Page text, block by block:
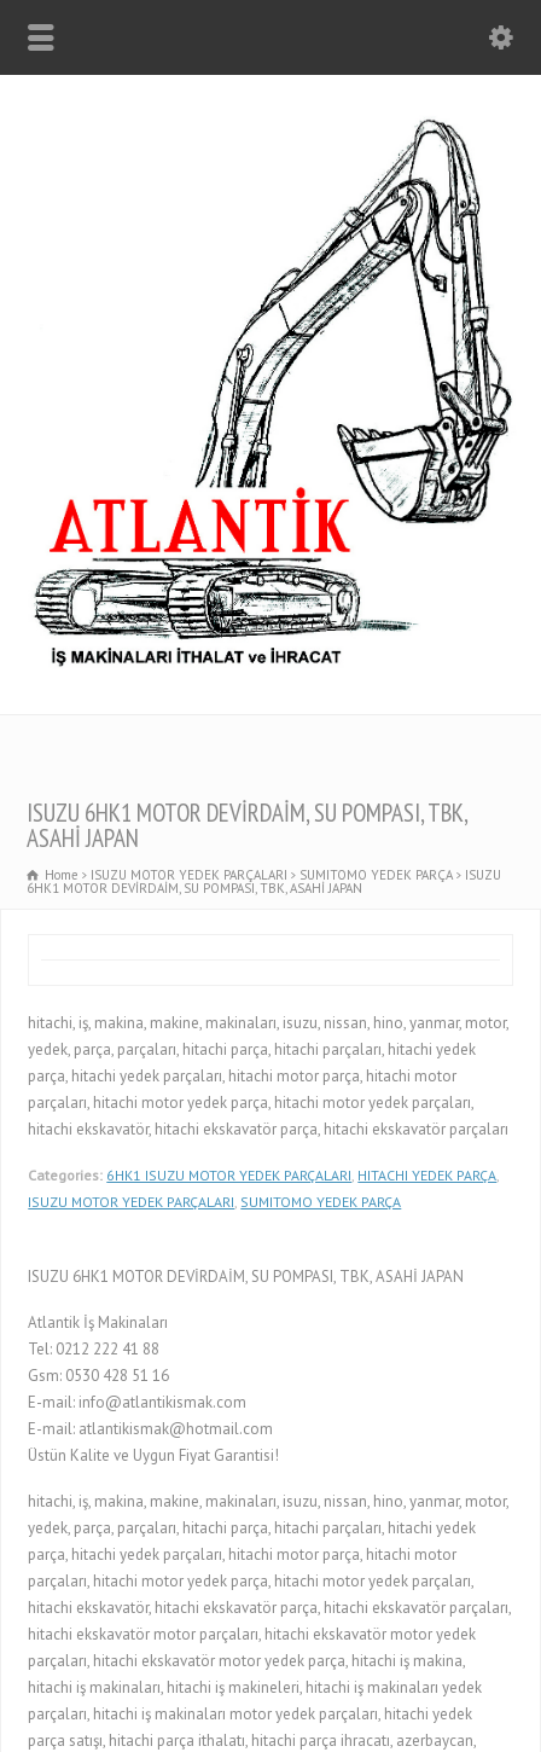
ISUZU 6HK1 MOTOR DEVİRDAİM, SU POMPASI, TBK,
ASAHİ JAPAN
Home ISUZU MOTOR YEDEK PARÇALARI SUMITOMO YEDEK PARÇA ISUZU
6HK1 MOTOR DEVİRDAİM, SU POMPASI, TBK, ASAHİ JAPAN
hitachi, iş, makina, makine, makinaları, isuzu, nissan, hino, yanmar, motor,
yedek, parça, parçaları, hitachi parça, hitachi parçaları, hitachi yedek
parça, hitachi yedek parçaları, hitachi motor parça, hitachi motor
parçaları, hitachi motor yedek parça, hitachi motor yedek parçaları,
hitachi ekskavatör, hitachi ekskavatör parça, hitachi ekskavatör parçaları
Categories: 6HK1 ISUZU MOTOR YEDEK PARÇALARI HITACHI YEDEK PARÇA
ISUZU MOTOR YEDEK PARÇALARI SUMITOMO YEDEK PARÇA
ISUZU 6HK1 MOTOR DEVİRDAİM, SU POMPASI, TBK, ASAHİ JAPAN
Atlantik İş Makinaları
Tel: 0212 222 41 88
Gsm: 0530 428 51 16
E-mail: info@atlantikismak.com
E-mail: atlantikismak@hotmail.com
Üstün Kalite ve Uygun Fiyat Garantisi!
hitachi, iş, makina, makine, makinaları, isuzu, nissan, hino, yanmar, motor,
yedek, parça, parçaları, hitachi parça, hitachi parçaları, hitachi yedek
parça, hitachi yedek parçaları, hitachi motor parça, hitachi motor
parçaları, hitachi motor yedek parça, hitachi motor yedek parçaları,
hitachi ekskavatör, hitachi ekskavatör parça, hitachi ekskavatör parçaları,
hitachi ekskavatör motor parçaları, hitachi ekskavatör motor yedek
parçaları, hitachi ekskavatör motor yedek parça, hitachi iş makina,
hitachi iş makinaları, hitachi iş makineleri, hitachi iş makinaları yedek
parçaları, hitachi iş makinaları motor yedek parçaları, hitachi yedek
parça satışı, hitachi parça ithalatı, hitachi parça ihracatı, azerbaycan,